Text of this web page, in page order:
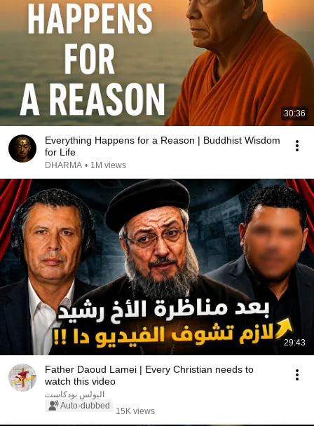
30:36
Everything Happens for a Reason | Buddhist Wisdom
for Life
DHARMA • 1M views
29:43
Father Daoud Lamei | Every Christian needs to
watch this video
البولس بودكاست
Auto-dubbed
15K views